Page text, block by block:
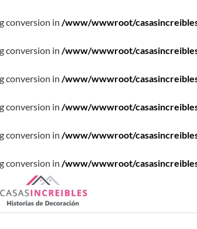
conversion in /www/wwwroot/
conversion in /www/wwwroot/
conversion in /www/wwwroot/
conversion in /www/wwwroot/
conversion in /www/wwwroot/
conversion in /www/wwwroot/